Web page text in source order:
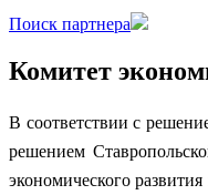
Поиск партнера
Комитет
В соответствии с
решением
экономического